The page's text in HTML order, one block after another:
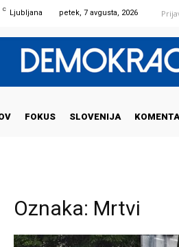
C Ljubljana petek, 7 avgusta, 2026
FOKUS SLOVENIJA
Oznaka: Mrtvi